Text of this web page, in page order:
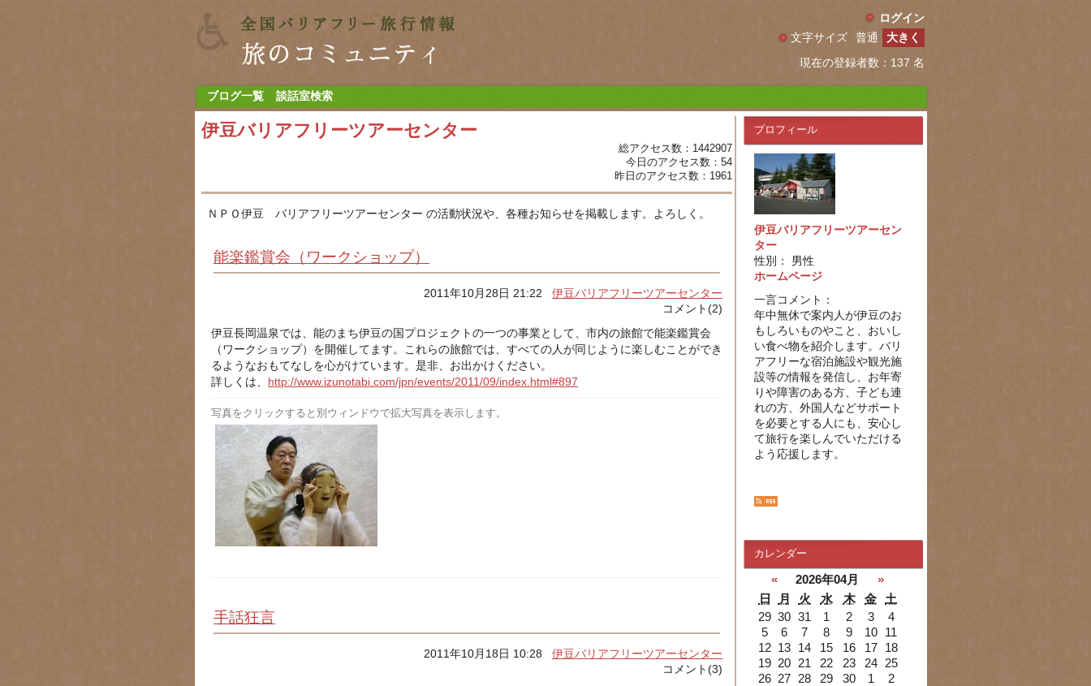
ログイン
現在の登録者数：137 名
文字サイズ 普通 大きく
ブログ一覧 談話室検索
伊豆バリアフリーツアーセンター
総アクセス数：1442907
今日のアクセス数：54
昨日のアクセス数：1961
ＮＰＯ伊豆 バリアフリーツアーセンター の活動状況や、各種お知らせを掲載します。よろしく。
能楽鑑賞会（ワークショップ）
2011年10月28日 21:22伊豆バリアフリーツアーセンター
コメント(2)
伊豆長岡温泉では、能のまち伊豆の国プロジェクトの一つの事業として、市内の旅館で能楽鑑賞会
（ワークショップ）を開催してます。これらの旅館では、すべての人が同じように楽しむことができ
るようなおもてなしを心がけています。是非、お出かけください。
詳しくは、 http://www.izunotabi.com/jpn/events/2011/09/index.html#897
写真をクリックすると別ウィンドウで拡大写真を表示します。
手話狂言
2011年10月18日 10:28伊豆バリアフリーツアーセンター
コメント(3)
プロフィール
伊豆バリアフリーツアーセン
ター
性別： 男性
ホームページ
一言コメント：
年中無休で案内人が伊豆のお
もしろいものやこと、おいし
い食べ物を紹介します。バリ
アフリーな宿泊施設や観光施
設等の情報を発信し、お年寄
りや障害のある方、子ども連
れの方、外国人などサポート
を必要とする人にも、安心し
て旅行を楽しんでいただける
よう応援します。
カレンダー
« 2026年04月
»
日
月 火 水 木 金
土
29 30 31 1 2 3
4
5
6 7 8 9 10
11
12 13 14 15 16 17
18
19 20 21 22 23 24
25
26 27 28 29 30 1 2